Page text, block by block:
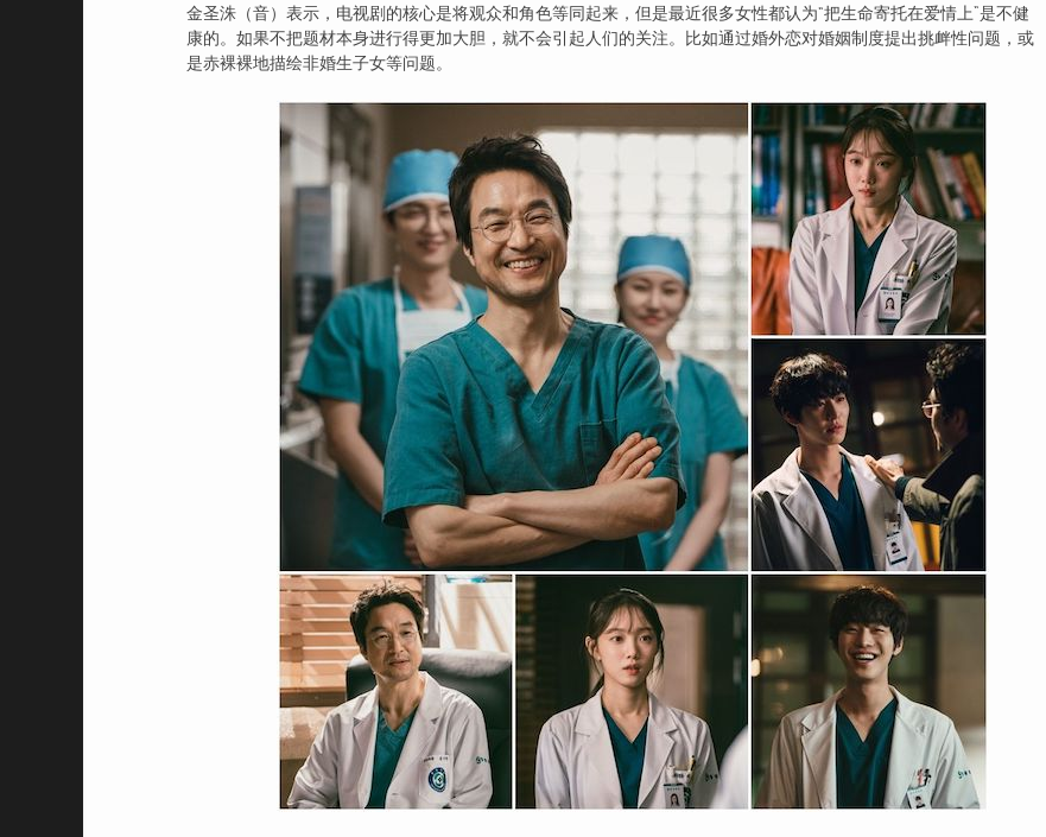
金圣洙（音）表示，电视剧的核心是将观众和角色等同起来，但是最近很多女性都认为“把生命寄托在爱情上”是不健
康的。如果不把题材本身进行得更加大胆，就不会引起人们的关注。比如通过婚外恋对婚姻制度提出挑衅性问题，或
是赤裸裸地描绘非婚生子女等问题。